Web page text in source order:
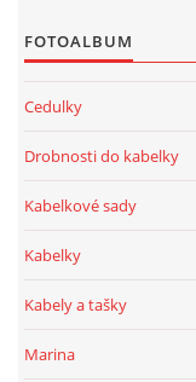
FOTOALBUM
Cedulky
Drobnosti do kabelky
Kabelkové sady
Kabelky
Kabely a tašky
Marina